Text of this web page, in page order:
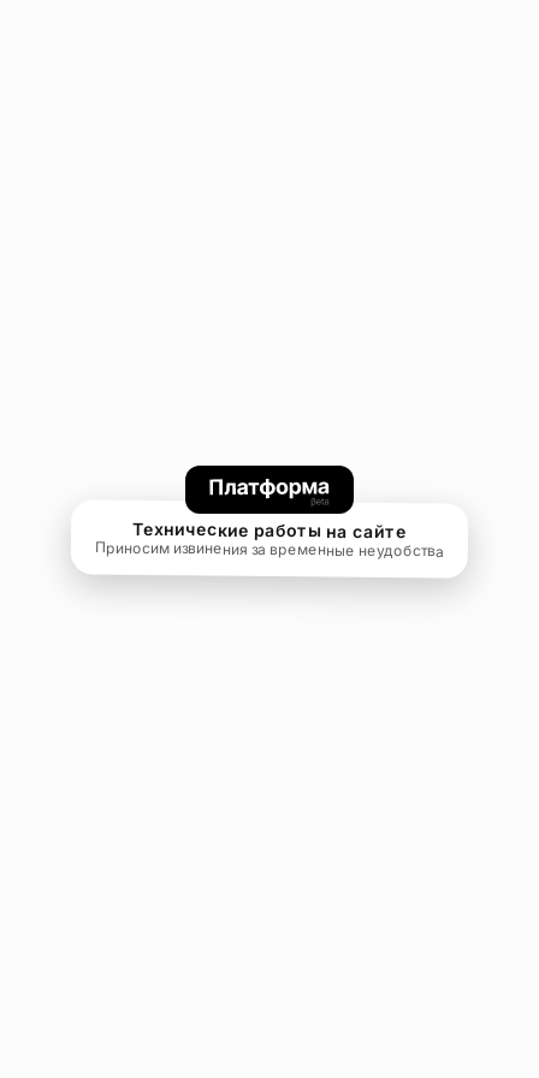
Технические работы на сайте
Приносим извинения за временные неудобства